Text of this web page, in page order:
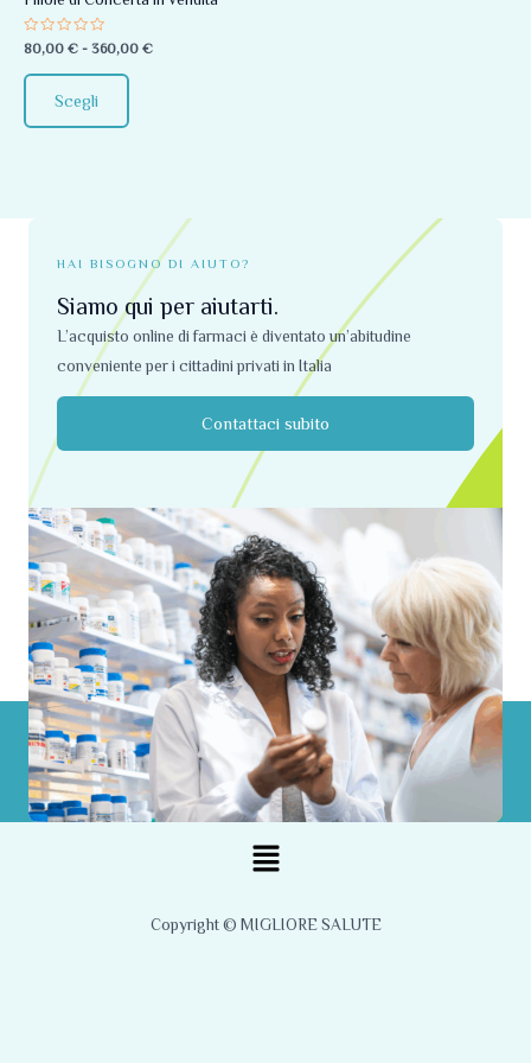
Valutato
0
su
5
80,00 € - 360,00 €
Scegli
scelte
nella
HAI BISOGNO DI AIUTO?
Siamo qui per aiutarti.
L’acquisto online di farmaci è diventato un’abitudine
conveniente per i cittadini privati ​​in Italia
Contattaci subito
Menu
Copyright © MIGLIORE SALUTE